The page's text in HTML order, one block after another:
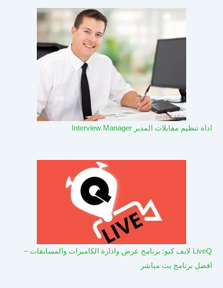
اداة تنظيم مقابلات المدير Interview Manager
LiveQ لايف كيو: برنامج عرض وادارة الكاميرات والمسابقات –
افضل برنامج بث مباشر